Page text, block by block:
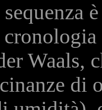
Waals,
di